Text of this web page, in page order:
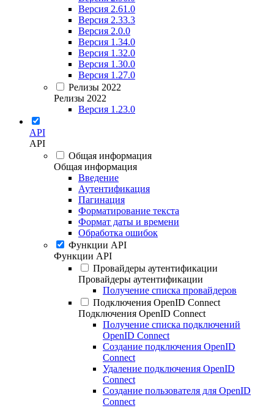
Версия 2.61.0
Версия 2.33.3
Версия 2.0.0
Версия 1.34.0
Версия 1.32.0
Версия 1.30.0
Версия 1.27.0
Релизы 2022
Релизы 2022
Версия 1.23.0
API
API
Общая информация
Общая информация
Введение
Аутентификация
Пагинация
Форматирование текста
Формат даты и времени
Обработка ошибок
Функции API
Функции API
Провайдеры аутентификации
Провайдеры аутентификации
Получение списка провайдеров
Подключения OpenID Connect
Подключения OpenID Connect
Получение списка подключений
OpenID Connect
Создание подключения OpenID
Connect
Удаление подключения OpenID
Connect
Создание пользователя для OpenID
Connect